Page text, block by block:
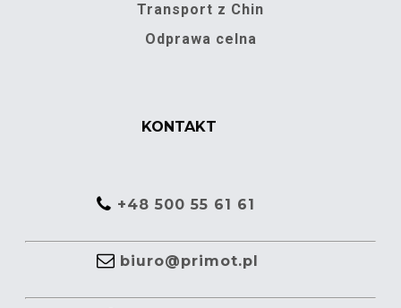
Transport z Chin
Odprawa celna
KONTAKT
+48 500 55 61 61
biuro@primot.pl